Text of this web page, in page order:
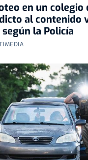
en un colegio
al contenido
la Policía